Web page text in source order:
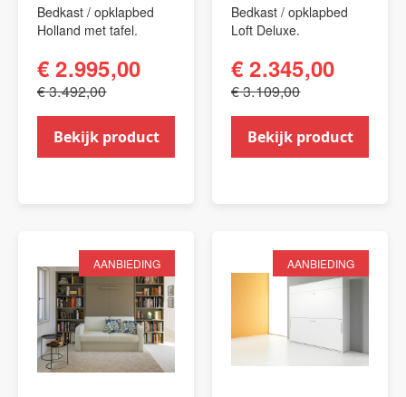
Bedkast / opklapbed
Holland met tafel.
€ 2.995,00
€ 3.492,00
Bekijk product
Bedkast / opklapbed
Loft Deluxe.
€ 2.345,00
€ 3.109,00
Bekijk product
AANBIEDING AANBIEDING